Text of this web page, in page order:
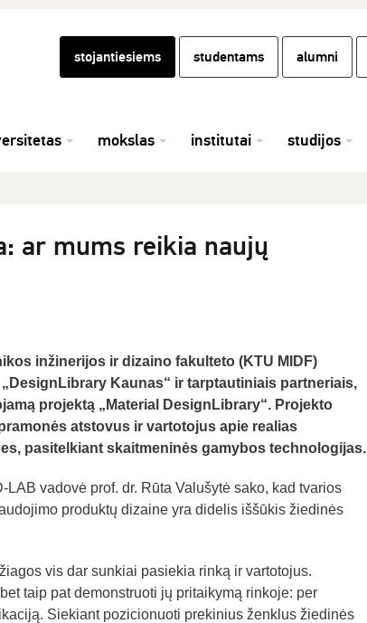
stojantiesiems studentams alumni
mokslas institutai studijos
ar mums reikia naujų
inžinerijos ir dizaino fakulteto (KTU MIDF)
Kaunas“ ir tarptautiniais partneriais,
projektą „Material DesignLibrary“. Projekto
atstovus ir vartotojus apie realias
pasitelkiant skaitmeninės gamybos technologijas.
vadovė prof. dr. Rūta Valušytė sako, kad tvarios
produktų dizaine yra didelis iššūkis žiedinės
vis dar sunkiai pasiekia rinką ir vartotojus.
taip pat demonstruoti jų pritaikymą rinkoje: per
Siekiant pozicionuoti prekinius ženklus žiedinės